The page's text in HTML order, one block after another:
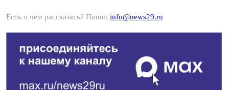
Есть о чём рассказать? Пиши: info@news29.ru